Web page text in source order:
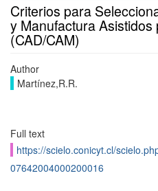
Criterios para
y Manufactura
(CAD/CAM)
Author
Martínez,R.R.
Full text
https://scielo.conicyt.cl/
07642004000200016